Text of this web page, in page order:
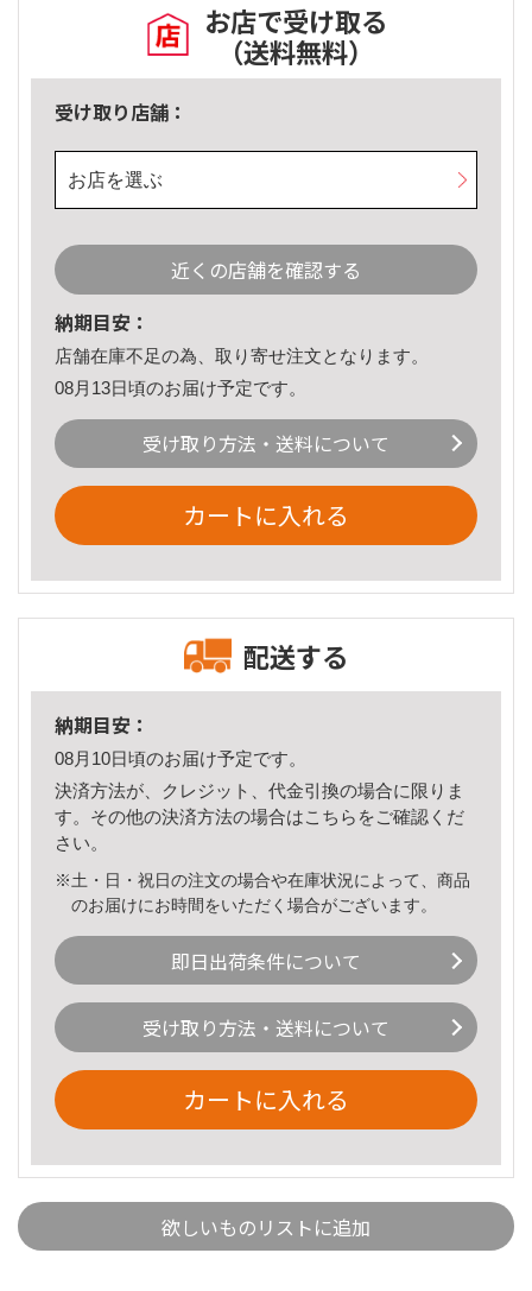
お店で受け取る
（送料無料）
受け取り店舗：
お店を選ぶ
近くの店舗を確認する
納期目安：
店舗在庫不足の為、取り寄せ注文となります。
08月13日頃のお届け予定です。
受け取り方法・送料について
カートに入れる
配送する
納期目安：
08月10日頃のお届け予定です。
決済方法が、クレジット、代金引換の場合に限りま
す。その他の決済方法の場合はこちら をご確認くだ
さい。
※土・日・祝日の注文の場合や在庫状況によって、商品
のお届けにお時間をいただく場合がございます。
即日出荷条件について
受け取り方法・送料について
カートに入れる
欲しいものリストに追加